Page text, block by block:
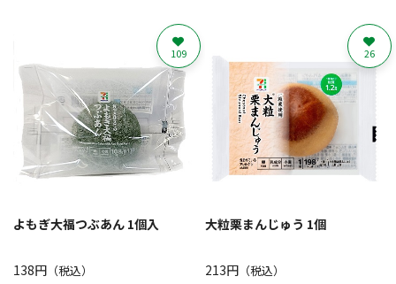
よもぎ大福つぶあん 1個入
138円 （税込）
109
大粒栗まんじゅう 1個
213円（税込）
26